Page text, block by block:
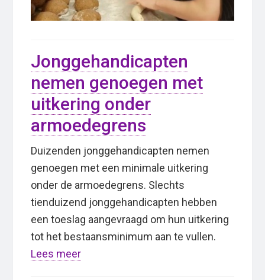
Jonggehandicapten
nemen genoegen met
uitkering onder
armoedegrens
Duizenden jonggehandicapten nemen
genoegen met een minimale uitkering
onder de armoedegrens. Slechts
tienduizend jonggehandicapten hebben
een toeslag aangevraagd om hun uitkering
tot het bestaansminimum aan te vullen.
Lees meer